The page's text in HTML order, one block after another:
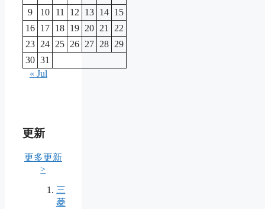
9
10 11 12 13 14 15
16 17 18 19 20 21
22
23 24 25 26 27 28 29
30 31
« Jul
更新
更多更新
>
三
菱